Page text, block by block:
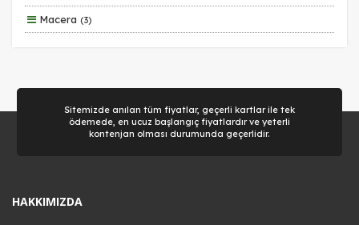
Macera (3)
Sitemizde anılan tüm fiyatlar, geçerli kartlar ile tek
ödemede, en ucuz başlangıç fiyatlardır ve yeterli
kontenjan olması durumunda geçerlidir.
HAKKIMIZDA